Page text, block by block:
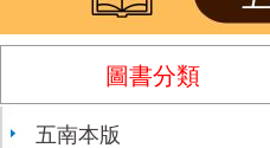
圖書分類
五南本版